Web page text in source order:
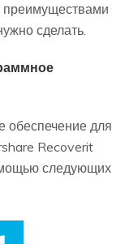
преимуществами
сделать.
обеспечение для
Recoverit
следующих